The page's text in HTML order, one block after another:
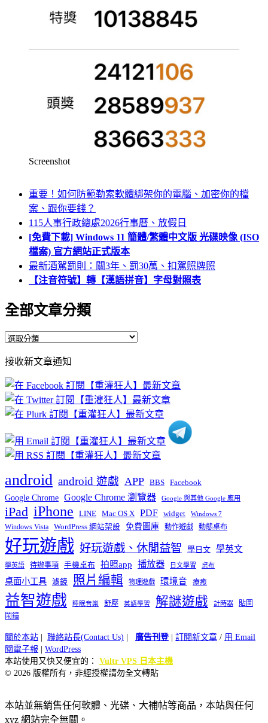
Screenshot
重要！如何防範勒索軟體綁架你的電腦、加密你的檔
案、跟你要錢？
115人事行政總處2026行事曆、放假日
[免費下載] Windows 11 簡體/繁體中文版 光碟映像 (ISO
檔案) 官方網站正式版本
最新酒駕罰則：關3年、罰30萬、扣駕照牌照
【注音符號】轉【漢語拼音】字母對照表
全部文章分類
全
文
章
分
類
接收新文章通知
android android 遊戲 APP BBS Facebook
Google Chrome Google Chrome 瀏覽器 Google 與其他 Google 應用
iPad iPhone LINE Mac OS X PDF widget Windows 7
Windows Vista WordPress 網站架設 免費圖庫 動作遊戲 動態桌布
好玩遊戲 好玩遊戲、休閒益智 學日文 學英文
學英語 待辦事項 手機桌布 拍照app 播放器 日文學習 桌布
桌面小工具 濾鏡 照片編輯 物理遊戲 環境音 療癒
益智遊戲 睡眠音樂 舒壓 英語學習 解謎遊戲 計時器
貼圖
鬧鐘
關於本站 聯絡站長(Contact Us) 廣告刊登| 訂閱新文章 / 用 Email
閱電子報
WordPress
本站使用又快又便宜的： Vultr VPS 日本主機
© 2026 版權所有，非經授權請勿全文轉貼
本站並無銷售任何軟體、光碟、大補帖等商品，本站與任何
xyz 網站完全無關。